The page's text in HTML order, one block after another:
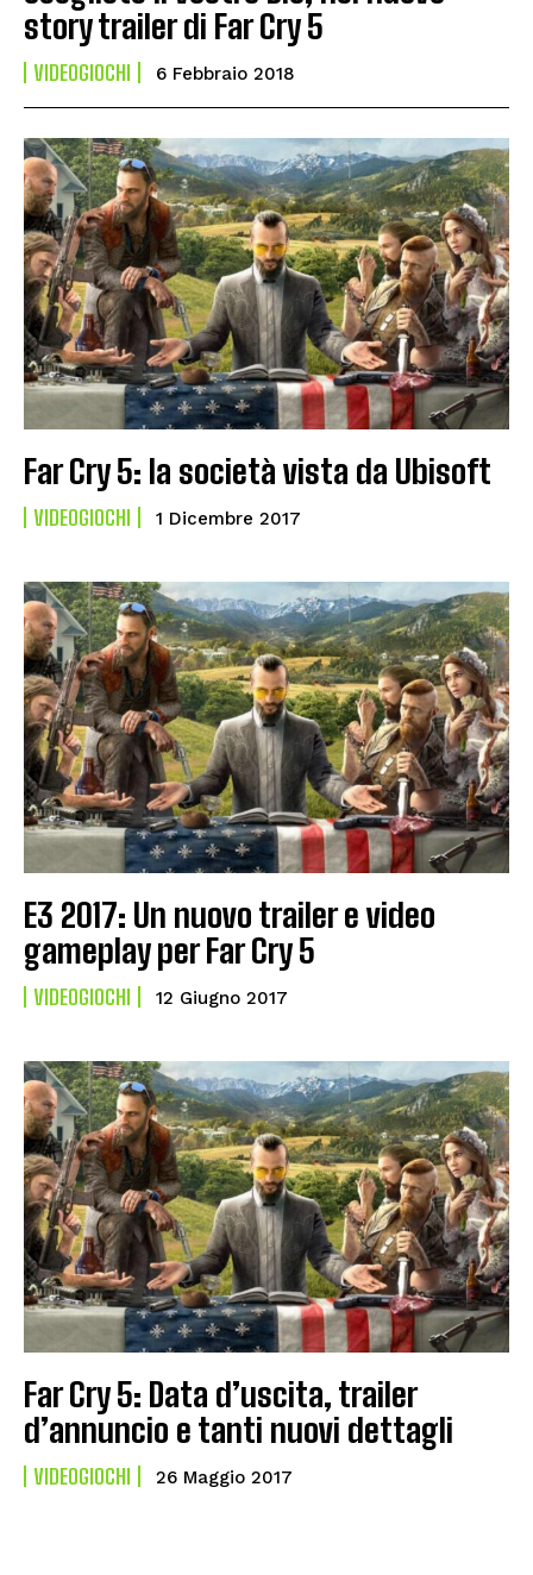
story trailer di Far Cry 5
VIDEOGIOCHI 6 Febbraio 2018
Far Cry 5: la società vista da Ubisoft
VIDEOGIOCHI 1 Dicembre 2017
E3 2017: Un nuovo trailer e video
gameplay per Far Cry 5
VIDEOGIOCHI 12 Giugno 2017
Far Cry 5: Data d’uscita, trailer
d’annuncio e tanti nuovi dettagli
VIDEOGIOCHI 26 Maggio 2017